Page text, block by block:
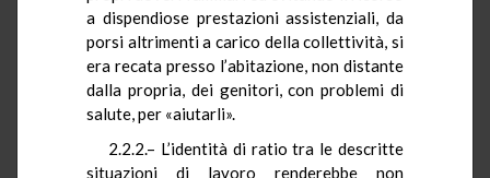
a dispendiose prestazioni assistenziali, da
porsi altrimenti a carico della collettività, si
era recata presso l’abitazione, non distante
dalla propria, dei genitori, con problemi di
salute, per «aiutarli».
2.2.2.– L’identità di ratio tra le descritte
situazioni di lavoro renderebbe non